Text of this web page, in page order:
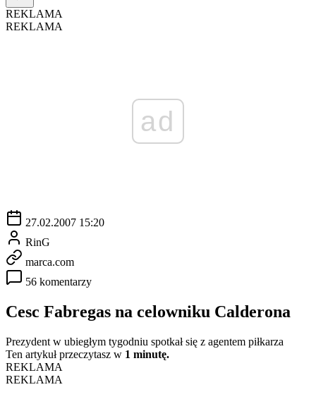
REKLAMA
REKLAMA
ad
27.02.2007 15:20
RinG
marca.com
56 komentarzy
Cesc Fabregas na celowniku Calderona
Prezydent w ubiegłym tygodniu spotkał się z agentem piłkarza
Ten artykuł przeczytasz w 1 minutę.
REKLAMA
REKLAMA